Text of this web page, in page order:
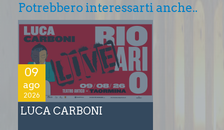
Potrebbero interessarti anche..
09
ago
2026
LUCA CARBONI